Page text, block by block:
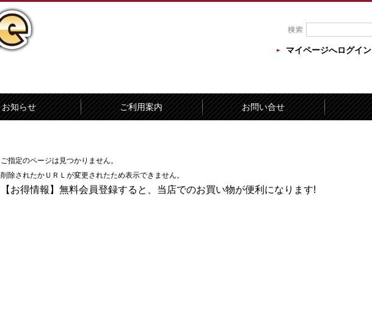
マイページへログイン
お知らせ ご利用案内 お問い合せ
ご指定のページは見つかりません。
削除されたかＵＲＬが変更されたため表示できません。
【お得情報】無料会員登録すると、当店でのお買い物が便利になります!